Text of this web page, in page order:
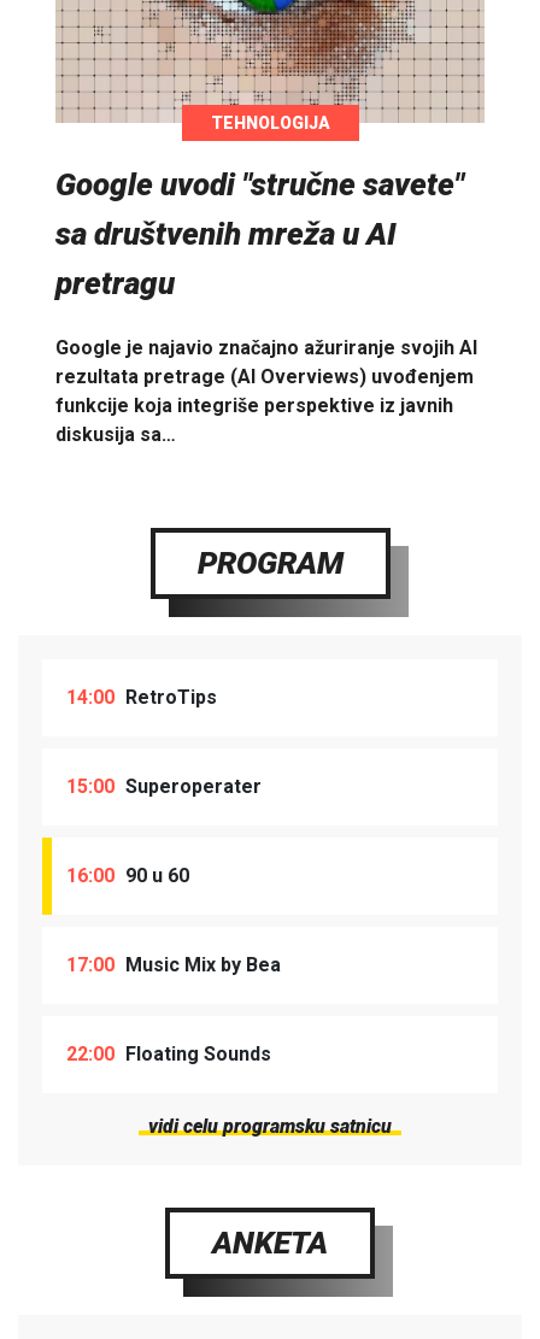
TEHNOLOGIJA
Google uvodi "stručne savete"
sa društvenih mreža u AI
pretragu
Google je najavio značajno ažuriranje svojih AI
rezultata pretrage (AI Overviews) uvođenjem
funkcije koja integriše perspektive iz javnih
diskusija sa…
PROGRAM
14:00 RetroTips
15:00 Superoperater
16:00 90 u 60
17:00 Music Mix by Bea
22:00 Floating Sounds
vidi celu programsku satnicu
ANKETA